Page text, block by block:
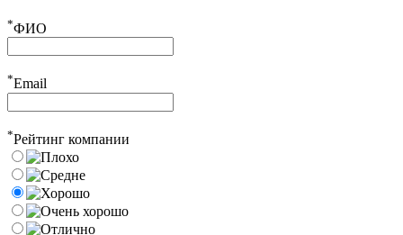
*ФИО
*Email
*Рейтинг компании